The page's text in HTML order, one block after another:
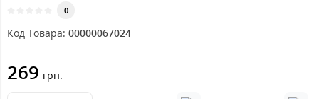
0
Код Товара: 00000067024
269 грн.